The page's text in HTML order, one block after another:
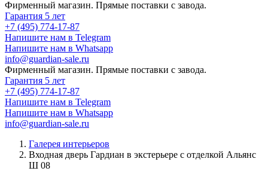
Фирменный магазин. Прямые поставки с завода.
Гарантия 5 лет
+7 (495) 774-17-87
Напишите нам в Telegram
Напишите нам в Whatsapp
info@guardian-sale.ru
Фирменный магазин. Прямые поставки с завода.
Гарантия 5 лет
+7 (495) 774-17-87
Напишите нам в Telegram
Напишите нам в Whatsapp
info@guardian-sale.ru
Галерея интерьеров
Входная дверь Гардиан в экстерьере с отделкой Альянс
Ш 08